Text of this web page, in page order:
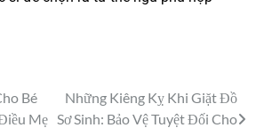
Bé
Mẹ
Những Kiêng Kỵ Khi Giặt Đồ
Sơ Sinh: Bảo Vệ Tuyệt Đối Cho